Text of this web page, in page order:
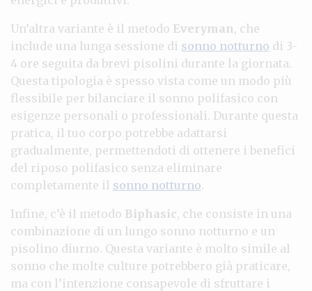
Un’altra variante è il metodo Everyman, che
include una lunga sessione di sonno notturno di 3-
4 ore seguita da brevi pisolini durante la giornata.
Questa tipologia è spesso vista come un modo più
flessibile per bilanciare il sonno polifasico con
esigenze personali o professionali. Durante questa
pratica, il tuo corpo potrebbe adattarsi
gradualmente, permettendoti di ottenere i benefici
del riposo polifasico senza eliminare
completamente il sonno notturno.
Infine, c’è il metodo Biphasic, che consiste in una
combinazione di un lungo sonno notturno e un
pisolino diurno. Questa variante è molto simile al
sonno che molte culture potrebbero già praticare,
ma con l’intenzione consapevole di sfruttare i